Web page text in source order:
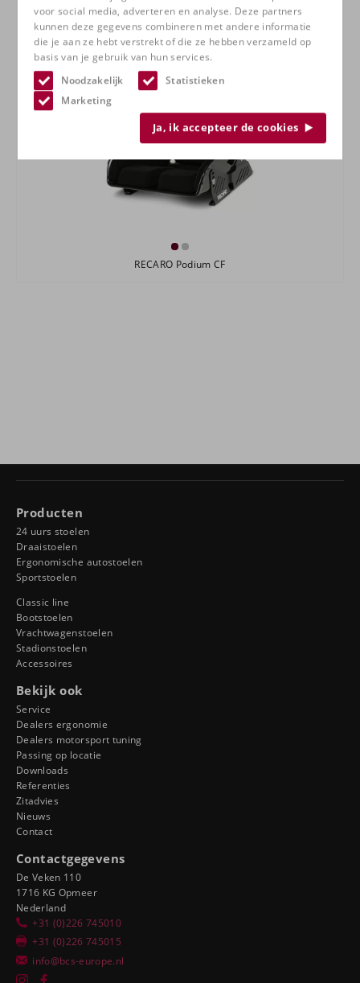
voor social media, adverteren en analyse. Deze partners
kunnen deze gegevens combineren met andere informatie
die je aan ze hebt verstrekt of die ze hebben verzameld op
basis van je gebruik van hun services.
Noodzakelijk
Statistieken
Marketing
Ja, ik accepteer de cookies
RECARO Podium CF
Producten
24 uurs stoelen
Draaistoelen
Ergonomische autostoelen
Sportstoelen
Classic line
Bootstoelen
Vrachtwagenstoelen
Stadionstoelen
Accessoires
Bekijk ook
Service
Dealers ergonomie
Dealers motorsport tuning
Passing op locatie
Downloads
Referenties
Zitadvies
Nieuws
Contact
Contactgegevens
De Veken 110
1716 KG Opmeer
Nederland
+31 (0)226 745010
+31 (0)226 745015
info@bcs-europe.nl